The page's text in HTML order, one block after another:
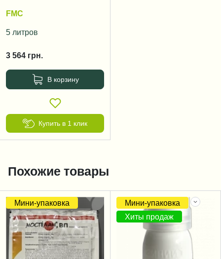
FMC
5 литров
3 564 грн.
В корзину
Купить в 1 клик
Похожие товары
Мини-упаковка
Мини-упаковка
Хиты продаж